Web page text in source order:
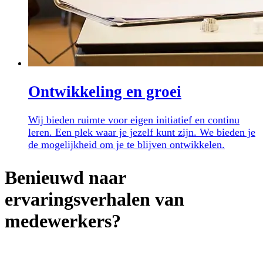
Ontwikkeling en groei
Wij bieden ruimte voor eigen initiatief en continu
leren. Een plek waar je jezelf kunt zijn. We bieden je
de mogelijkheid om je te blijven ontwikkelen.
Benieuwd naar
ervaringsverhalen van
medewerkers?